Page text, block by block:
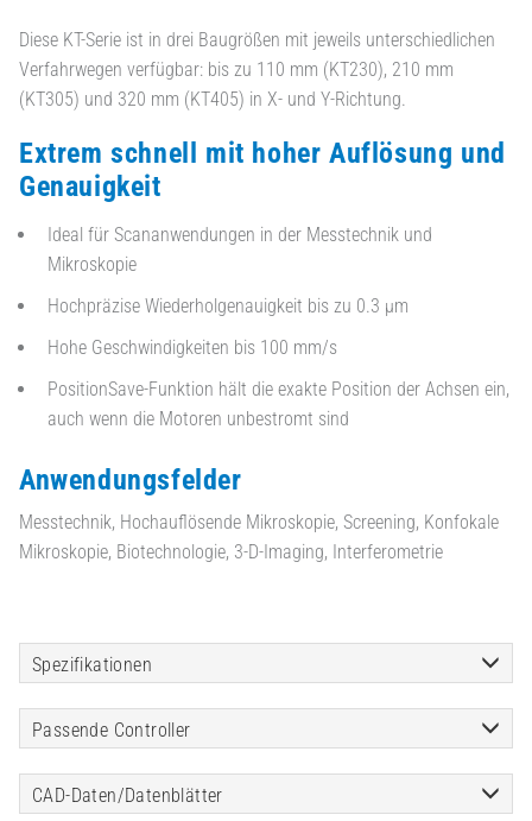
Diese KT-Serie ist in drei Baugrößen mit jeweils unterschiedlichen
Verfahrwegen verfügbar: bis zu 110 mm (KT230), 210 mm
(KT305) und 320 mm (KT405) in X- und Y-Richtung.
Extrem schnell mit hoher Auflösung und
Genauigkeit
Ideal für Scananwendungen in der Messtechnik und
Mikroskopie
Hochpräzise Wiederholgenauigkeit bis zu 0.3 µm
Hohe Geschwindigkeiten bis 100 mm/s
PositionSave-Funktion hält die exakte Position der Achsen ein,
auch wenn die Motoren unbestromt sind
Anwendungsfelder
Messtechnik, Hochauflösende Mikroskopie, Screening, Konfokale
Mikroskopie, Biotechnologie, 3-D-Imaging, Interferometrie
Spezifikationen
Passende Controller
CAD-Daten/Datenblätter